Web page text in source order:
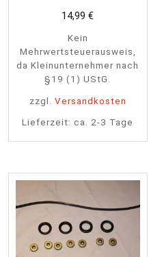
14,99€
Kein
Mehrwertsteuerausweis,
da Kleinunternehmer nach
§19 (1) UStG.
zzgl. Versandkosten
Lieferzeit:ca. 2-3 Tage